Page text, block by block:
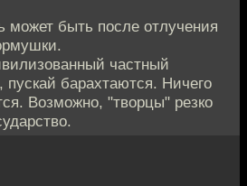
может быть после отлучения
частный
пускай барахтаются. Ничего
Возможно, "творцы" резко